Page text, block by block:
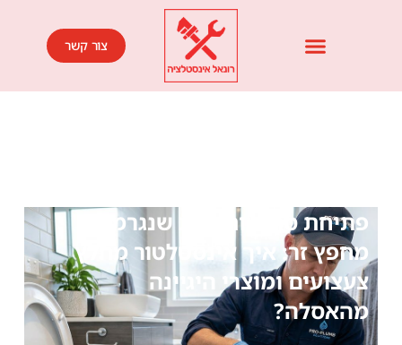
צור קשר
פתיחת סתימות ביוב שנגרמו
מחפץ זר: איך אינסטלטור מחלץ
צעצועים ומוצרי היגיינה
מהאסלה?